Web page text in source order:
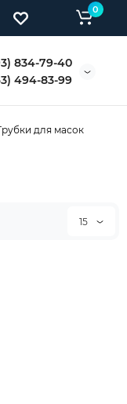
834-79-40
494-83-99
0
для масок
15